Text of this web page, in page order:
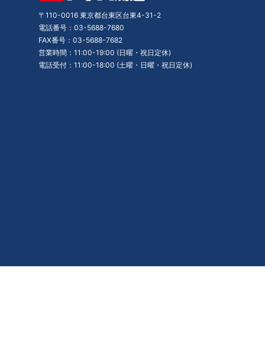
〒110-0016 東京都台東区台東4-31-2
電話番号：03-5688-7680
FAX番号：03-5688-7682
営業時間：11:00-19:00 (日曜・祝日定休)
電話受付：11:00-18:00 (土曜・日曜・祝日定休)